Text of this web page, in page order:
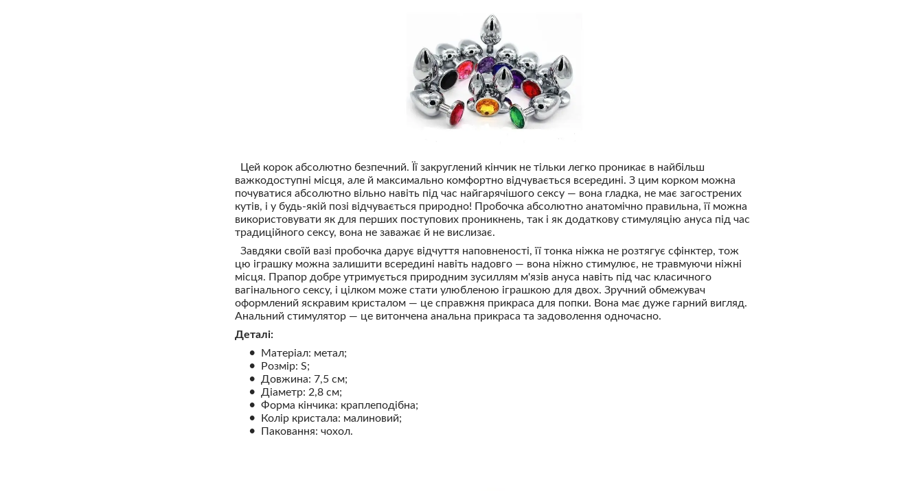
Цей корок абсолютно безпечний. Її закруглений кінчик не тільки легко проникає в найбільш
важкодоступні місця, але й максимально комфортно відчувається всередині. З цим корком можна
почуватися абсолютно вільно навіть під час найгарячішого сексу — вона гладка, не має загострених
кутів, і у будь-якій позі відчувається природно! Пробочка абсолютно анатомічно правильна, її можна
використовувати як для перших поступових проникнень, так і як додаткову стимуляцію ануса під час
традиційного сексу, вона не заважає й не вислизає.
Завдяки своїй вазі пробочка дарує відчуття наповненості, її тонка ніжка не розтягує сфінктер, тож
цю іграшку можна залишити всередині навіть надовго — вона ніжно стимулює, не травмуючи ніжні
місця. Прапор добре утримується природним зусиллям м'язів ануса навіть під час класичного
вагінального сексу, і цілком може стати улюбленою іграшкою для двох. Зручний обмежувач
оформлений яскравим кристалом — це справжня прикраса для попки. Вона має дуже гарний вигляд.
Анальний стимулятор — це витончена анальна прикраса та задоволення одночасно.
Деталі:
Матеріал: метал;
Розмір: S;
Довжина: 7,5 см;
Діаметр: 2,8 см;
Форма кінчика: краплеподібна;
Колір кристала: малиновий;
Паковання: чохол.